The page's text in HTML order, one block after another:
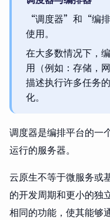
“调度器”和“编
使用。
在大多数情况下，
用（例如：存储，
描述执行许多任务
化。
调度器是编排平台的一
运行的服务器。
云原生不等于微服务或
的开发周期和更小的独
相同的功能，使其能够